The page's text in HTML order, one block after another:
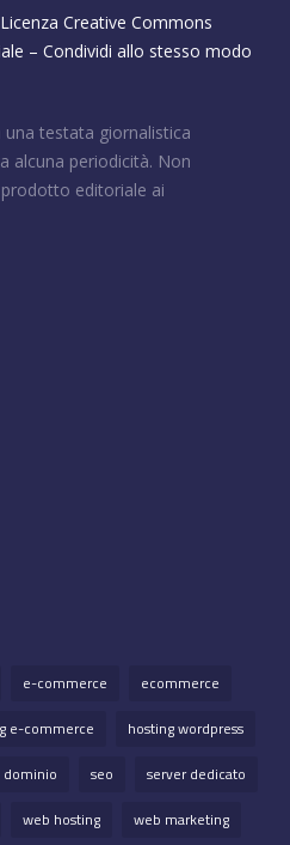
Creative Commons
– Condividi allo stesso modo
testata giornalistica
alcuna periodicità. Non
editoriale ai
e-commerce
ecommerce
e-commerce
hosting wordpress
dominio seo
server dedicato
web hosting web marketing